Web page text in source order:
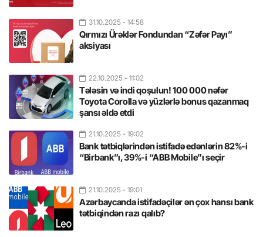
31.10.2025 - 14:58
Qırmızı Ürəklər Fondundan “Zəfər Payı”
aksiyası
22.10.2025 - 11:02
Tələsin və indi qoşulun! 100 000 nəfər
Toyota Corolla və yüzlərlə bonus qazanmaq
şansı əldə etdi
21.10.2025 - 19:02
Bank tətbiqlərindən istifadə edənlərin 82%-i
“Birbank”ı, 39%-i “ABB Mobile”ı seçir
21.10.2025 - 19:01
Azərbaycanda istifadəçilər ən çox hansı bank
tətbiqindən razı qalıb?